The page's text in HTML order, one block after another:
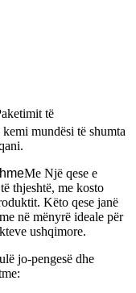
të
mundësi të shumta
Me Një qese e
thjeshtë, me kosto
Këto qese janë
në mënyrë ideale për
ushqimore.
jo-pengesë dhe